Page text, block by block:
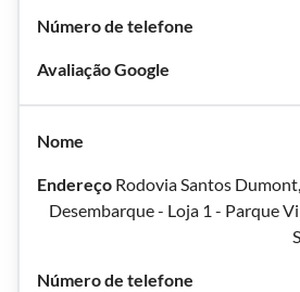
Rodovia Santos
Desembarque - Loja 1 - Parque